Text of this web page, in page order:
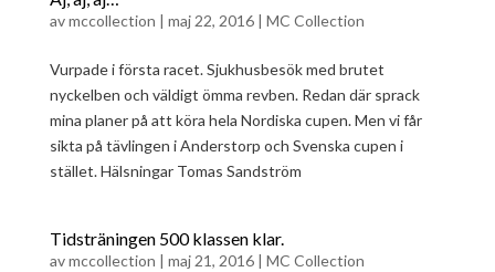
avmccollection | maj 22, 2016| MC Collection
Vurpade i första racet. Sjukhusbesök med brutet
nyckelben och väldigt ömma revben. Redan där sprack
mina planer på att köra hela Nordiska cupen. Men vi får
sikta på tävlingen i Anderstorp och Svenska cupen i
stället. Hälsningar Tomas Sandström
Tidsträningen 500 klassen klar.
avmccollection | maj 21, 2016| MC Collection